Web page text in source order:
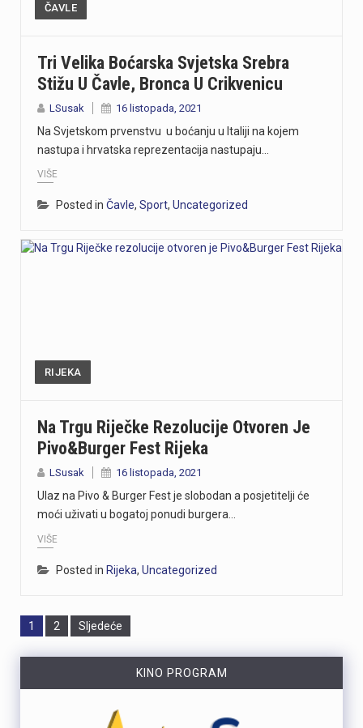
ČAVLE
Tri Velika Boćarska Svjetska Srebra
Stižu U Čavle, Bronca U Crikvenicu
LSusak 16 listopada, 2021
Na Svjetskom prvenstvu u boćanju u Italiji na kojem
nastupa i hrvatska reprezentacija nastupaju…
VIŠE
Posted in Čavle, Sport, Uncategorized
RIJEKA
Na Trgu Riječke Rezolucije Otvoren Je
Pivo&Burger Fest Rijeka
LSusak 16 listopada, 2021
Ulaz na Pivo & Burger Fest je slobodan a posjetitelji će
moći uživati u bogatoj ponudi burgera…
VIŠE
Posted in Rijeka, Uncategorized
Page
1 Page
2 Sljedeće
KINO PROGRAM